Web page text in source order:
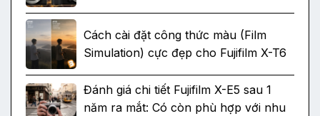
Cách cài đặt công thức màu (Film
Simulation) cực đẹp cho Fujifilm X-T6
Đánh giá chi tiết Fujifilm X-E5 sau 1
năm ra mắt: Có còn phù hợp với nhu